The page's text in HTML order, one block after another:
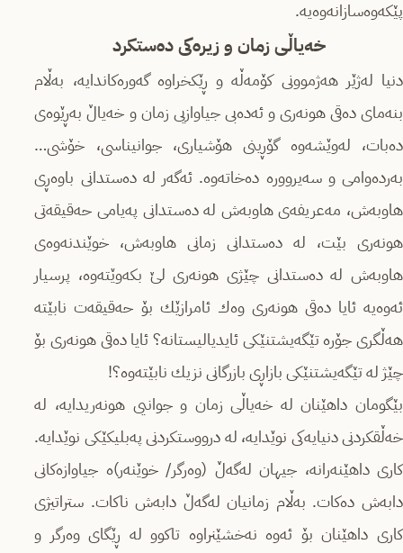
پێكەوەسازانەوەیە.
خەیاڵی زمان و زیرەكی دەستكرد
دنیا لەژێر هەژموونی كۆمەڵە و ڕێكخراوە گەورەكاندایە، بەڵام
بنەمای دەقی هونەری و ئەدەبی جیاوازیی زمان و خەیاڵ بەڕێوەی
دەبات، لەوێشەوە گۆڕینی هۆشیاری، جوانیناسی، خۆشی…
بەردەوامی و سەیروورە دەخاتەوە. ئەگەر لە دەستدانی باوەڕی
هاوبەش، مەعریفەی هاوبەش لە دەستدانی پەیامی حەقیقەتی
هونەری بێت، لە دەستدانی زمانی هاوبەش، خوێندنەوەی
هاوبەش لە دەستدانی چێژی هونەری لێ بكەوێتەوە، پرسیار
ئەوەیە ئایا دەقی هونەری وەك ئامرازێك بۆ حەقیقەت نابێتە
هەڵگری جۆرە تێگەیشتنێكی ئایدیالیستانە؟ ئایا دەقی هونەری بۆ
چێژ لە تێگەیشتنێكی بازاڕی بازرگانی نزیك نابێتەوە؟!
بێگومان داهێنان لە خەیاڵی زمان و جوانیی هونەریدایە، لە
خەڵقكردنی دنیایەكی نوێدایە، لە درووستكردنی پەبلیكێكی نوێدایە.
كاری داهێنەرانە، جیهان لەگەڵ (وەرگر/ خوێنەر)ە جیاوازەكانی
دابەش دەكات. بەڵام زمانیان لەگەڵ دابەش ناكات. ستراتیژی
كاری داهێنان بۆ ئەوە نەخشێنراوە تاكوو لە ڕێگای وەرگر و